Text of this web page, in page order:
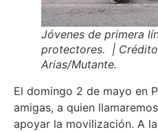
Jóvenes de primera
protectores. |
Arias/Mutante.
El domingo 2 de mayo en
amigas, a quien
apoyar la movilización. A